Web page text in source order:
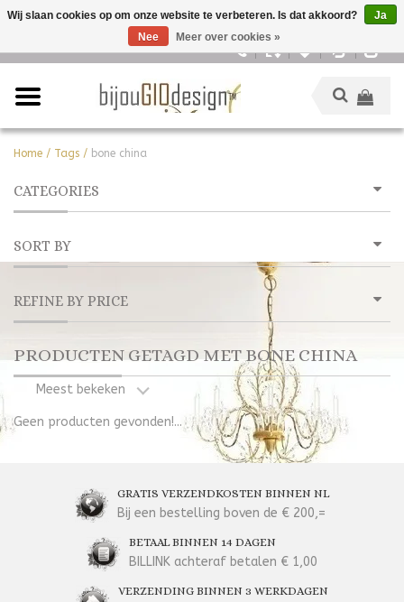
Home / Tags / bone china
CATEGORIES
SORT BY
REFINE BY PRICE
PRODUCTEN GETAGD MET BONE CHINA
Meest bekeken
Geen producten gevonden!...
GRATIS VERZENDKOSTEN BINNEN NL
Bij een bestelling boven de € 200,=
BETAAL BINNEN 14 DAGEN
BILLINK achteraf betalen € 1,00
VERZENDING BINNEN 3 WERKDAGEN
Wij slaan cookies op om onze website te verbeteren. Is dat akkoord?
Ja
Nee
Meer over cookies »